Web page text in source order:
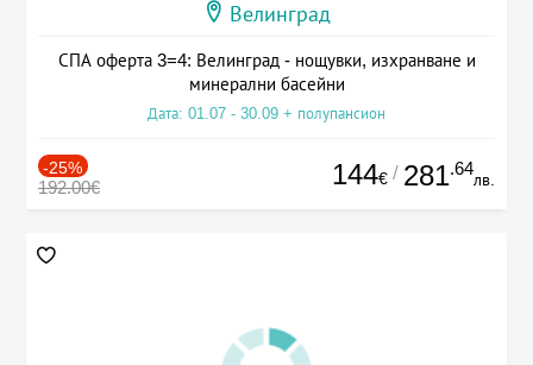
Велинград
СПА оферта 3=4: Велинград - нощувки, изхранване и
минерални басейни
Дата: 01.07 - 30.09 + полупансион
-25%
192.00€ 144€ / 281.64
лв.